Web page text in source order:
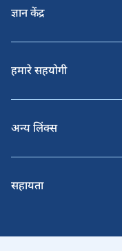
ज्ञान केंद्र
हमारे सहयोगी
अन्य लिंक्स
सहायता